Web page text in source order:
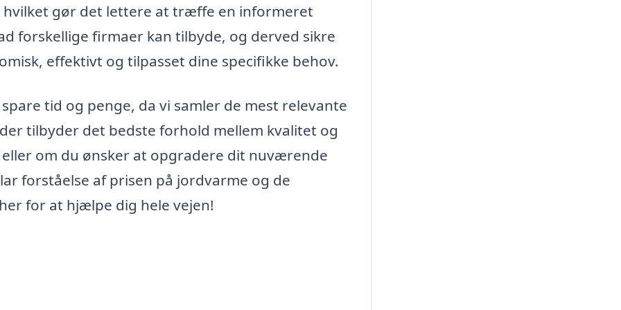
hvilket gør det lettere at træffe en informeret
forskellige firmaer kan tilbyde, og derved sikre
effektivt og tilpasset dine specifikke behov.
tid og penge, da vi samler de mest relevante
tilbyder det bedste forhold mellem kvalitet og
om du ønsker at opgradere dit nuværende
forståelse af prisen på jordvarme og de
for at hjælpe dig hele vejen!